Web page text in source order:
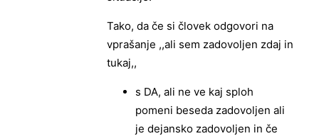
Tako, da če si človek odgovori na
vprašanje ,,ali sem zadovoljen zdaj in
tukaj,,
s DA, ali ne ve kaj sploh
pomeni beseda zadovoljen ali
je dejansko zadovoljen in če